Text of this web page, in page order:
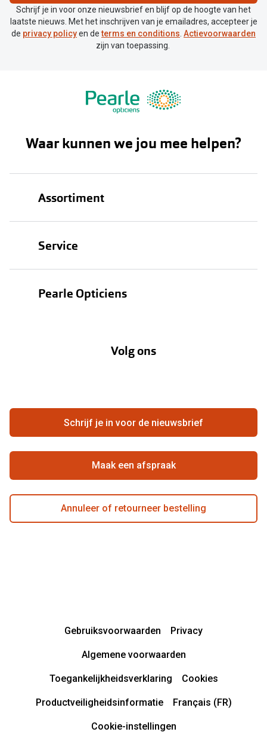
Schrijf je in voor onze nieuwsbrief en blijf op de hoogte van het
laatste nieuws. Met het inschrijven van je emailadres, accepteer je
de privacy policyen determs en conditions. Actievoorwaarden
zijn van toepassing.
Waar kunnen we jou mee helpen?
Assortiment
Service
Hier de overeenkomst ontbinden
Pearle Opticiens
Beste winkelketen
Volg ons
Schrijf je in voor de nieuwsbrief
Maak een afspraak
Annuleer of retourneer bestelling
Gebruiksvoorwaarden Privacy
Algemene voorwaarden
Toegankelijkheidsverklaring Cookies
Productveiligheidsinformatie Français (FR)
Cookie-instellingen